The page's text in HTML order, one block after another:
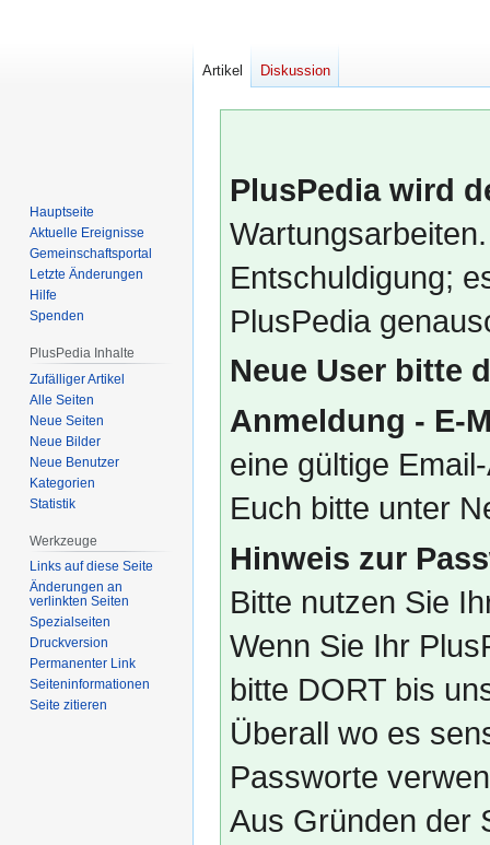
PlusPedia wird
Entschuldigung;
PlusPedia
Neue User bitte
Anmeldung - E-
eine gültige
Euch bitte unter
Hinweis zur
Bitte nutzen Sie
Wenn Sie Ihr
bitte DORT bis
Überall wo es
Passworte
Aus Gründen der
Artikel Diskussion
Hauptseite
Aktuelle Ereignisse
Gemeinschafts­portal
Letzte Änderungen
Hilfe
Spenden
PlusPedia Inhalte
Zufälliger Artikel
Alle Seiten
Neue Seiten
Neue Bilder
Neue Benutzer
Kategorien
Statistik
Werkzeuge
Links auf diese Seite
Änderungen an
verlinkten Seiten
Spezialseiten
Druckversion
Permanenter Link
Seiten­­informationen
Seite zitieren